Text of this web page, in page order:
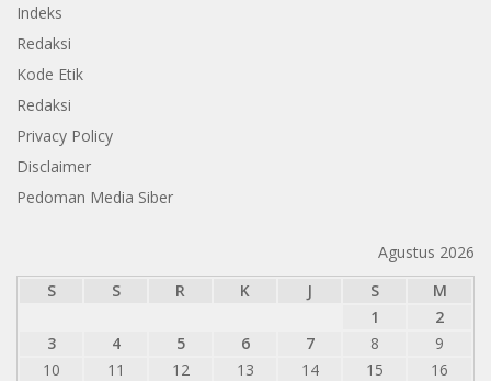
Indeks
Redaksi
Kode Etik
Redaksi
Privacy Policy
Disclaimer
Pedoman Media Siber
Agustus 2026
S
S R K J S
M
1
2
3
4 5 6 7 8
9
10
11 12 13 14 15
16